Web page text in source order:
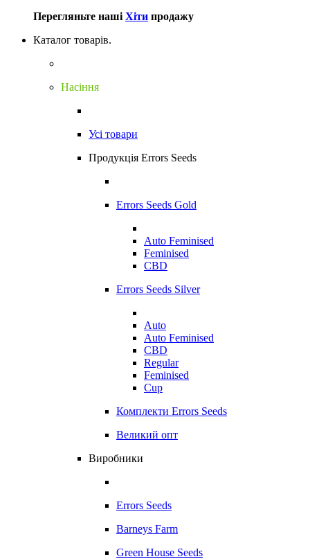
Перегляньте наші Хіти продажу
Каталог товарів.
Насіння
Усі товари
Продукція Errors Seeds
Errors Seeds Gold
Auto Feminised
Feminised
CBD
Errors Seeds Silver
Auto
Auto Feminised
CBD
Regular
Feminised
Cup
Комплекти Errors Seeds
Великий опт
Виробники
Errors Seeds
Barneys Farm
Green House Seeds